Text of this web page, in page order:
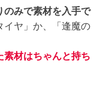
のみで素材を入手で
イヤ」か、「逢魔の
材はちゃんと持ち